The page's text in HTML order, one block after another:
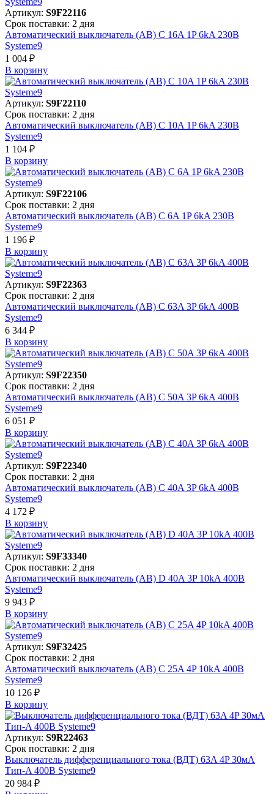
Артикул: S9F22116
Срок поставки: 2 дня
Автоматический выключатель (АВ) C 16A 1P 6kA 230В
Systeme9
1 004 ₽
В корзинy
Артикул: S9F22110
Срок поставки: 2 дня
Автоматический выключатель (АВ) C 10A 1P 6kA 230В
Systeme9
1 104 ₽
В корзинy
Артикул: S9F22106
Срок поставки: 2 дня
Автоматический выключатель (АВ) C 6A 1P 6kA 230В
Systeme9
1 196 ₽
В корзинy
Артикул: S9F22363
Срок поставки: 2 дня
Автоматический выключатель (АВ) C 63A 3P 6kA 400В
Systeme9
6 344 ₽
В корзинy
Артикул: S9F22350
Срок поставки: 2 дня
Автоматический выключатель (АВ) C 50A 3P 6kA 400В
Systeme9
6 051 ₽
В корзинy
Артикул: S9F22340
Срок поставки: 2 дня
Автоматический выключатель (АВ) C 40A 3P 6kA 400В
Systeme9
4 172 ₽
В корзинy
Артикул: S9F33340
Срок поставки: 2 дня
Автоматический выключатель (АВ) D 40A 3P 10kA 400В
Systeme9
9 943 ₽
В корзинy
Артикул: S9F32425
Срок поставки: 2 дня
Автоматический выключатель (АВ) C 25A 4P 10kA 400В
Systeme9
10 126 ₽
В корзинy
Артикул: S9R22463
Срок поставки: 2 дня
Выключатель дифференциального тока (ВДТ) 63A 4P 30мА
Тип-A 400В Systeme9
20 984 ₽